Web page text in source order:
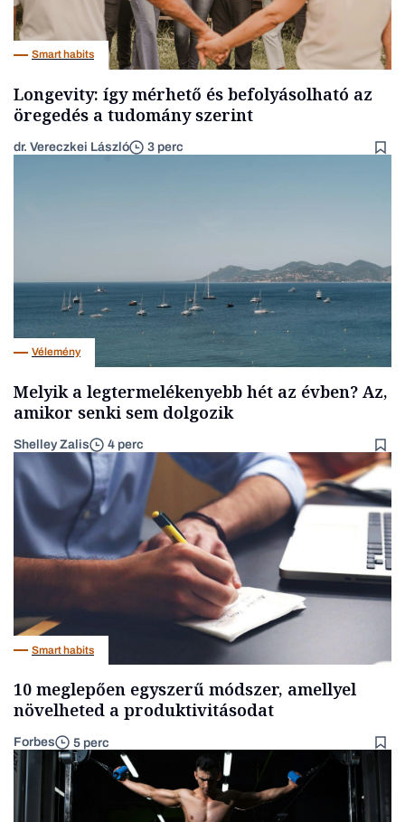
Smart habits
Longevity: így mérhető és befolyásolható az
öregedés a tudomány szerint
dr. Vereczkei László 3 perc
Vélemény
Melyik a legtermelékenyebb hét az évben? Az,
amikor senki sem dolgozik
Shelley Zalis 4 perc
Smart habits
10 meglepően egyszerű módszer, amellyel
növelheted a produktivitásodat
Forbes 5 perc